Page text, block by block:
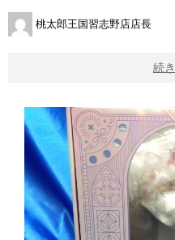
桃太郎王国習志野店店長
続